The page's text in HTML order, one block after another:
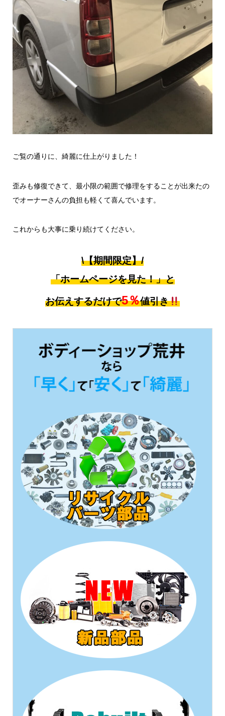
ご覧の通りに、綺麗に仕上がりました！
歪みも修復できて、最小限の範囲で修理をすることが出来たの
でオーナーさんの負担も軽くて喜んでいます。
これからも大事に乗り続けてください。
\【期間限定】/
「ホームページを見た！」と
お伝えするだけで5％値引き